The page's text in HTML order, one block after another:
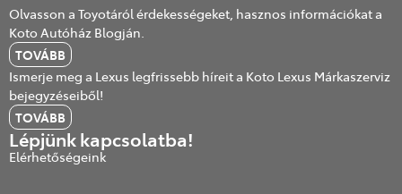
Olvasson a Toyotáról érdekességeket, hasznos információkat a
Koto Autóház Blogján.
TOVÁBB
Ismerje meg a Lexus legfrissebb híreit a Koto Lexus Márkaszerviz
bejegyzéseiből!
TOVÁBB
Lépjünk kapcsolatba!
Elérhetőségeink